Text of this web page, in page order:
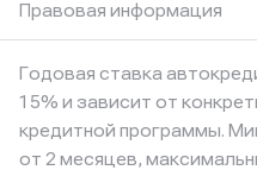
Правовая информация
Годовая ставка
15% и зависит от
кредитной программы.
от 2 месяцев,